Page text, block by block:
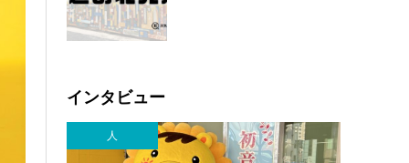
インタビュー
人